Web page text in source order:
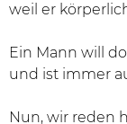
weil er
Ein Mann will
und ist immer
Nun, wir reden